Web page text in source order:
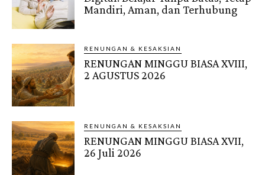
Mandiri, Aman, dan Terhubung
RENUNGAN & KESAKSIAN
RENUNGAN MINGGU BIASA XVIII,
2 AGUSTUS 2026
RENUNGAN & KESAKSIAN
RENUNGAN MINGGU BIASA XVII,
26 Juli 2026